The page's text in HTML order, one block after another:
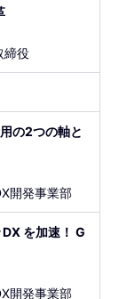
締役
の2つの軸と
開発事業部
を加速！ G
開発事業部